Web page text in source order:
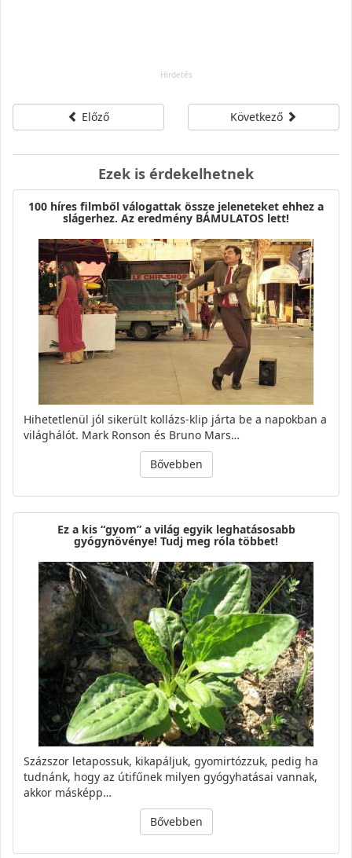
Előző Következő
Ezek is érdekelhetnek
100 híres filmből válogattak össze jeleneteket ehhez a
slágerhez. Az eredmény BÁMULATOS lett!
Hihetetlenül jól sikerült kollázs-klip járta be a napokban a
világhálót. Mark Ronson és Bruno Mars…
Bővebben
Ez a kis “gyom” a világ egyik leghatásosabb
gyógynövénye! Tudj meg róla többet!
Százszor letapossuk, kikapáljuk, gyomirtózzuk, pedig ha
tudnánk, hogy az útifűnek milyen gyógyhatásai vannak,
akkor másképp…
Bővebben